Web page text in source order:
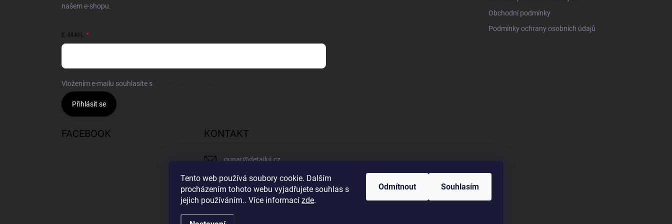
Tento web používá soubory cookie. Dalším
procházením tohoto webu vyjadřujete souhlas s
jejich používáním.. Více informací zde.
Odmítnout Souhlasím
našem e-shopu.
E-MAIL
Vložením e-mailu souhlasíte s
Přihlásit se
Obchodní podmínky
Podmínky ochrany osobních údajů
FACEBOOK KONTAKT
gunar@detailuj.cz
770192683